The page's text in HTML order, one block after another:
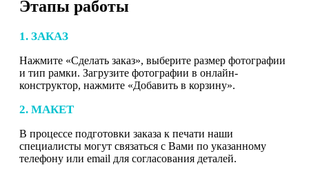
Этапы работы
1. ЗАКАЗ
Нажмите «Сделать заказ», выберите размер фотографии
и тип рамки. Загрузите фотографии в онлайн-
конструктор, нажмите «Добавить в корзину».
2. МАКЕТ
В процессе подготовки заказа к печати наши
специалисты могут связаться с Вами по указанному
телефону или email для согласования деталей.